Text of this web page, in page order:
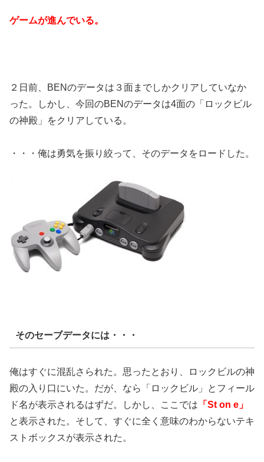
ゲームが進んでいる。
２日前、BENのデータは３面までしかクリアしていなか
った。しかし、今回のBENのデータは4面の「ロックビル
の神殿」をクリアしている。
・・・俺は勇気を振り絞って、そのデータをロードした。
そのセーブデータには・・・
俺はすぐに混乱さられた。思ったとおり、ロックビルの神
殿の入り口にいた。だが、なら「ロックビル」とフィール
ド名が表示されるはずだ。しかし、ここでは 「St on e」
と表示された。そして、すぐに全く意味のわからないテキ
ストボックスが表示された。